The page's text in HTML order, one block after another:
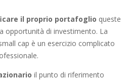
il proprio portafoglio queste
opportunità di investimento. La
cap è un esercizio complicato
il punto di riferimento